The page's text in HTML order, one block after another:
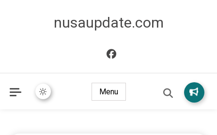
nusaupdate.com
Menu